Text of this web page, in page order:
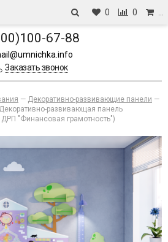
0 0
67-88
Заказать звонок
— Декоративно-развивающие панели —
Декоративно-развивающая панель
"Финансовая грамотность")